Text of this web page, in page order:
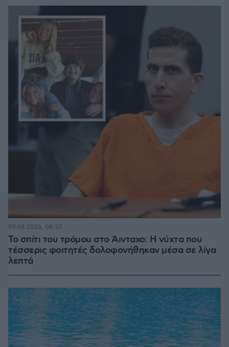
Το σπίτι του τρόμου στο Άινταχο: Η νύχτα που
τέσσερις φοιτητές δολοφονήθηκαν μέσα σε λίγα
λεπτά
09.08.2026, 08:33